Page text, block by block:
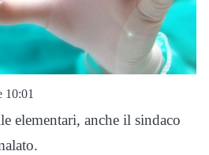
10:01
elementari, anche il sindaco